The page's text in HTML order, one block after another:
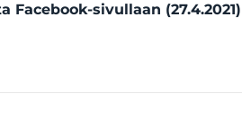
Facebook-sivullaan (27.4.2021)